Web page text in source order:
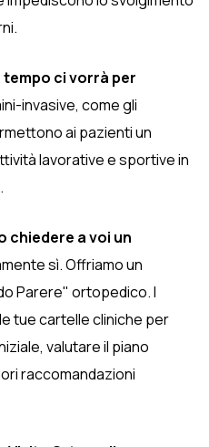
ci vorrà per
invasive, come gli
ai pazienti un
lavorative e sportive in
chiedere a voi un
sì. Offriamo un
Parere" ortopedico. I
tue cartelle cliniche per
valutare il piano
raccomandazioni